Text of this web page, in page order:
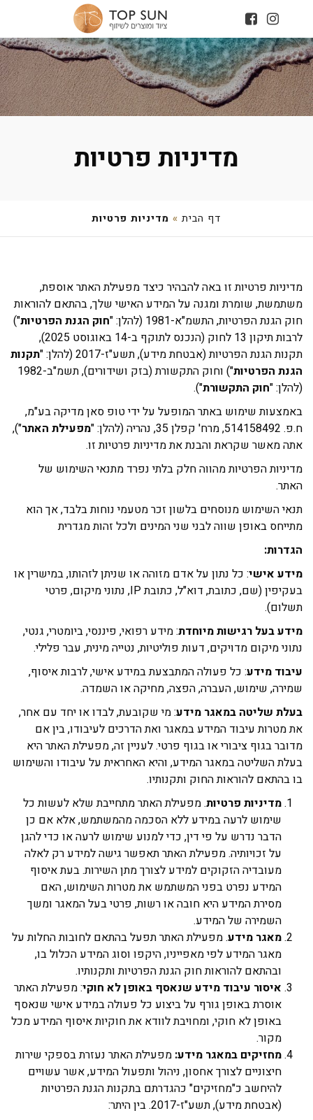
מדיניות פרטיות
דף הבית » מדיניות פרטיות
פרטיות זו באה להבהיר כיצד מפעילת האתר אוספת,
שומרת ומגנה על המידע האישי שלך, בהתאם להוראות
הפרטיות, התשמ"א-1981 (להלן: "
חוק הגנת הפרטיות")
לרבות תיקון 13 לחוק (הנכנס לתוקף ב-14 באוגוסט 2025),
הגנת הפרטיות (אבטחת מידע), תשע"ז-2017 (להלן: "
תקנות
הפרטיות
") וחוק התקשורת (בזק ושידורים), תשמ"ב-1982
"חוק התקשורת").
שימוש באתר המופעל על ידי טופ סאן מדיקה בע"מ,
מפעילת האתר"),
מאשר שקראת והבנת את מדיניות פרטיות זו.
הפרטיות מהווה חלק בלתי נפרד מתנאי השימוש של
השימוש מנוסחים בלשון זכר מטעמי נוחות בלבד, אך הוא
באופן שווה לבני שני המינים ולכל זהות מגדרית
אישי: כל נתון על אדם מזוהה או שניתן לזהותו, במישרין או
בעקיפין (שם, כתובת, דוא"ל, כתובת IP, נתוני מיקום, פרטי
בעל רגישות מיוחדת: מידע רפואי, פיננסי, ביומטרי, גנטי,
מיקום מדויקים, דעות פוליטיות, נטייה מינית, עבר פלילי.
מידע: כל פעולה המתבצעת במידע אישי, לרבות איסוף,
שימוש, העברה, הפצה, מחיקה או השמדה.
שליטה במאגר מידע: מי שקובעת, לבדו או יחד עם אחר,
עיבוד המידע במאגר ואת הדרכים לעיבודו, בין אם
בגוף ציבורי או בגוף פרטי. לעניין זה, מפעילת האתר היא
השליטה במאגר המידע, והיא האחראית על עיבודו והשימוש
להוראות החוק ותקנותיו.
מדיניות פרטיות. מפעילת האתר מתחייבת שלא לעשות כל
שימוש לרעה במידע ללא הסכמה מהמשתמש, אלא אם כן
הדבר נדרש על פי דין, כדי למנוע שימוש לרעה או כדי להגן
על זכויותיה. מפעילת האתר תאפשר גישה למידע רק לאלה
מעובדיה הזקוקים למידע לצורך מתן השירות. בעת איסוף
המידע נפרט בפני המשתמש את מטרות השימוש, האם
מסירת המידע היא חובה או רשות, פרטי בעל המאגר ומשך
השמירה של המידע.
מאגר מידע. מפעילת האתר תפעל בהתאם לחובות החלות על
מאגר המידע לפי מאפייניו, היקפו וסוג המידע הכלול בו,
ובהתאם להוראות חוק הגנת הפרטיות ותקנותיו.
איסור עיבוד מידע שנאסף באופן לא חוקי : מפעילת האתר
אוסרת באופן גורף על ביצוע כל פעולה במידע אישי שנאסף
באופן לא חוקי, ומחויבת לוודא את חוקיות איסוף המידע מכל
מקור.
מחזיקים במאגר מידע:מפעילת האתר נעזרת בספקי שירות
חיצוניים לצורך אחסון, ניהול ותפעול המידע, אשר עשויים
להיחשב כ"מחזיקים" כהגדרתם בתקנות הגנת הפרטיות
(אבטחת מידע), תשע"ז-2017. בין היתר: